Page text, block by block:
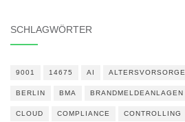
SCHLAGWÖRTER
9001 14675 AI ALTERSVORSORGE
BERLIN BMA BRANDMELDEANLAGEN
CLOUD COMPLIANCE CONTROLLING